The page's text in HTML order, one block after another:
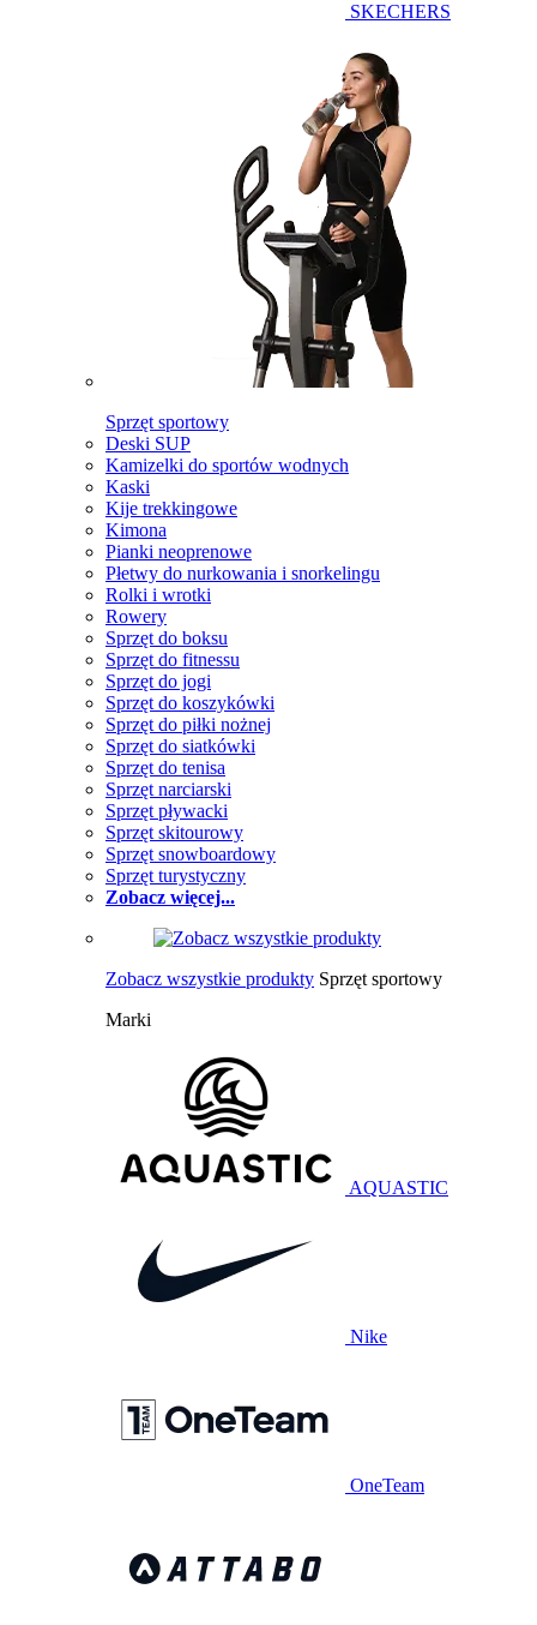
SKECHERS
Sprzęt sportowy
Deski SUP
Kamizelki do sportów wodnych
Kaski
Kije trekkingowe
Kimona
Pianki neoprenowe
Płetwy do nurkowania i snorkelingu
Rolki i wrotki
Rowery
Sprzęt do boksu
Sprzęt do fitnessu
Sprzęt do jogi
Sprzęt do koszykówki
Sprzęt do piłki nożnej
Sprzęt do siatkówki
Sprzęt do tenisa
Sprzęt narciarski
Sprzęt pływacki
Sprzęt skitourowy
Sprzęt snowboardowy
Sprzęt turystyczny
Zobacz więcej...
Zobacz wszystkie produkty Sprzęt sportowy
Marki
AQUASTIC
Nike
OneTeam